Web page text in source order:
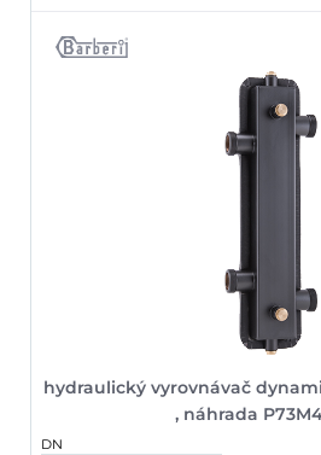
hydraulický vyrovnávač
, náhrada
DN